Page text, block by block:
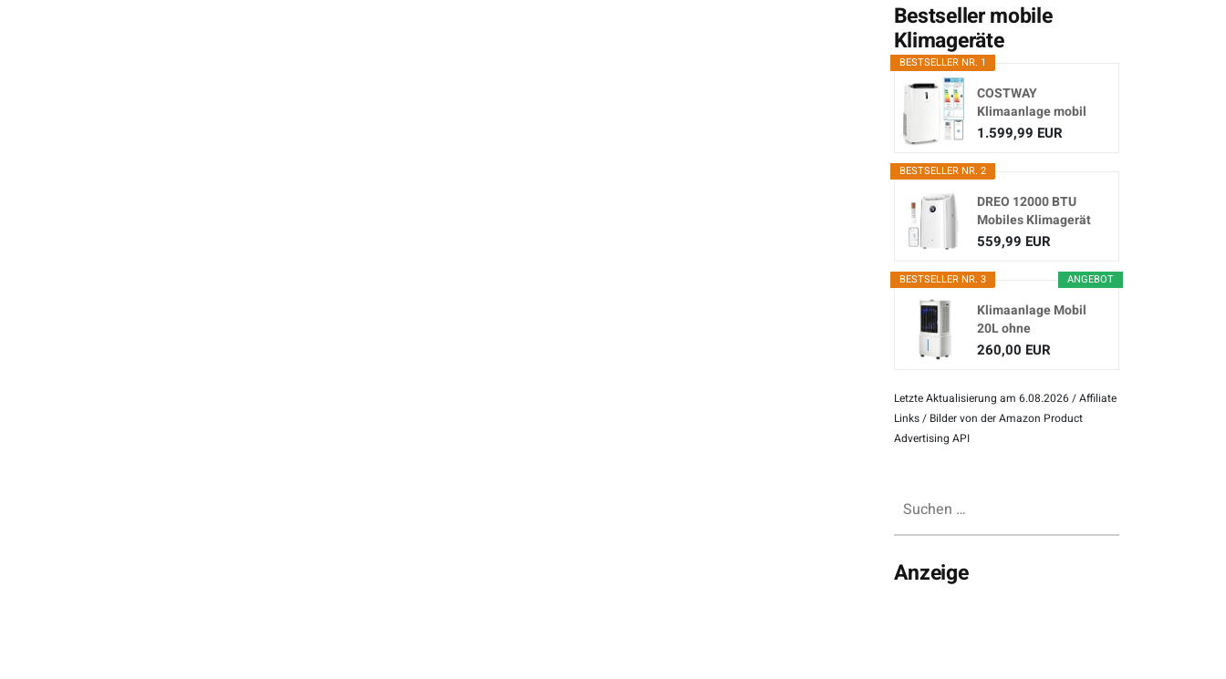
Bestseller mobile
Klimageräte
BESTSELLER NR. 1
COSTWAY
Klimaanlage mobil
16000BTU,
1.599,99 EUR
BESTSELLER NR. 2
DREO 12000 BTU
Mobiles Klimagerät
(3-in...
559,99 EUR
ANGEBOT
BESTSELLER NR. 3
Klimaanlage Mobil
20L ohne
Abluftschlauch
260,00 EUR
Letzte Aktualisierung am 6.08.2026 / Affiliate
Links / Bilder von der Amazon Product
Advertising API
nach:
Anzeige